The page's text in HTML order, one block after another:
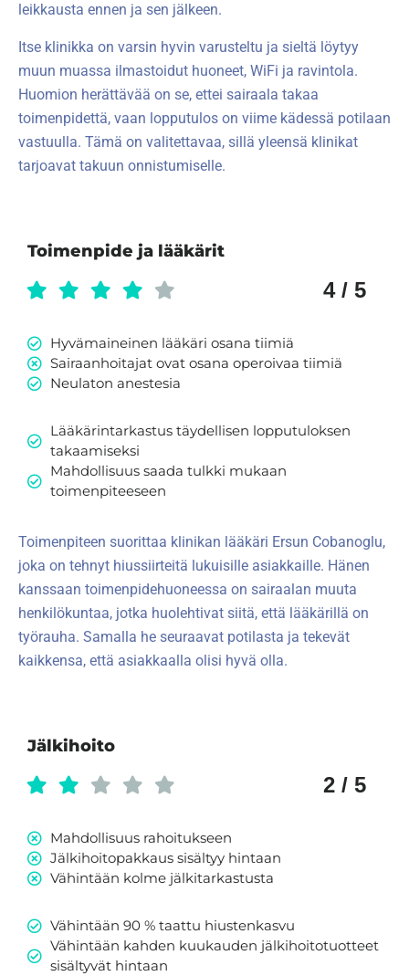
leikkausta ennen ja sen jälkeen.
Itse klinikka on varsin hyvin varusteltu ja sieltä löytyy
muun muassa ilmastoidut huoneet, WiFi ja ravintola.
Huomion herättävää on se, ettei sairaala takaa
toimenpidettä, vaan lopputulos on viime kädessä potilaan
vastuulla. Tämä on valitettavaa, sillä yleensä klinikat
tarjoavat takuun onnistumiselle.
Toimenpide ja lääkärit
4 / 5
Hyvämaineinen lääkäri osana tiimiä
Sairaanhoitajat ovat osana operoivaa tiimiä
Neulaton anestesia
Lääkärintarkastus täydellisen lopputuloksen
takaamiseksi
Mahdollisuus saada tulkki mukaan
toimenpiteeseen
Toimenpiteen suorittaa klinikan lääkäri Ersun Cobanoglu,
joka on tehnyt hiussiirteitä lukuisille asiakkaille. Hänen
kanssaan toimenpidehuoneessa on sairaalan muuta
henkilökuntaa, jotka huolehtivat siitä, että lääkärillä on
työrauha. Samalla he seuraavat potilasta ja tekevät
kaikkensa, että asiakkaalla olisi hyvä olla.
Jälkihoito
2 / 5
Mahdollisuus rahoitukseen
Jälkihoitopakkaus sisältyy hintaan
Vähintään kolme jälkitarkastusta
Vähintään 90 % taattu hiustenkasvu
Vähintään kahden kuukauden jälkihoitotuotteet
sisältyvät hintaan